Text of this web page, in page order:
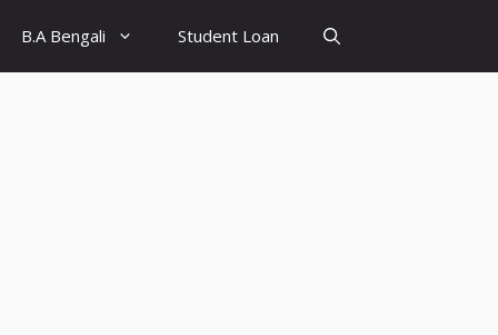
B.A Bengali Student Loan